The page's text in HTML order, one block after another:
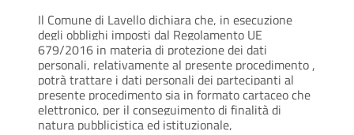
Il Comune di Lavello dichiara che, in esecuzione
degli obblighi imposti dal Regolamento UE
679/2016 in materia di protezione dei dati
personali, relativamente al presente procedimento ,
potrà trattare i dati personali dei partecipanti al
presente procedimento sia in formato cartaceo che
elettronico, per il conseguimento di finalità di
natura pubblicistica ed istituzionale,